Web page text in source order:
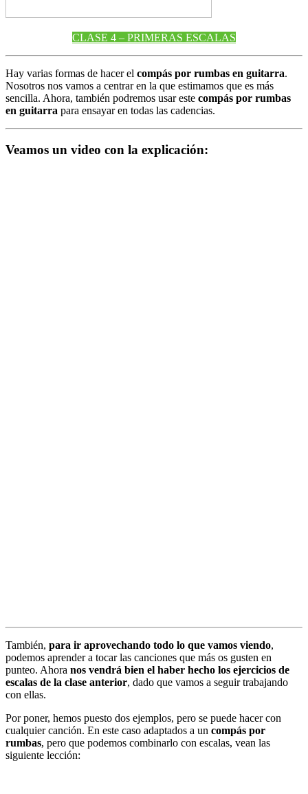
CLASE 4 – PRIMERAS ESCALAS
Hay varias formas de hacer el compás por rumbas en guitarra.
Nosotros nos vamos a centrar en la que estimamos que es más
sencilla. Ahora, también podremos usar este compás por rumbas
en guitarra para ensayar en todas las cadencias.
Veamos un video con la explicación:
También, para ir aprovechando todo lo que vamos viendo,
podemos aprender a tocar las canciones que más os gusten en
punteo. Ahora nos vendrá bien el haber hecho los ejercicios de
escalas de la clase anterior, dado que vamos a seguir trabajando
con ellas.
Por poner, hemos puesto dos ejemplos, pero se puede hacer con
cualquier canción. En este caso adaptados a un compás por
rumbas, pero que podemos combinarlo con escalas, vean las
siguiente lección: